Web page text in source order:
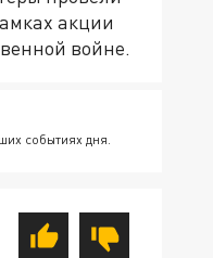
акции
войне.
событиях дня.